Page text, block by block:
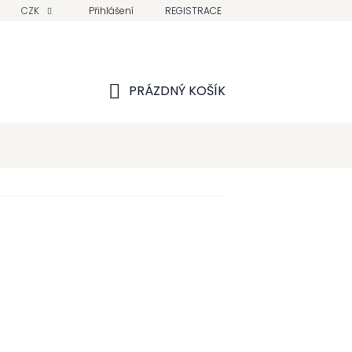
CZK Přihlášení REGISTRACE
PRÁZDNÝ KOŠÍK